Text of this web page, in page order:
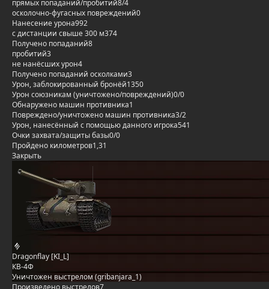
прямых попаданий/пробитий8/4
осколочно-фугасных повреждений0
Нанесение урона992
с дистанции свыше 300 м374
Получено попаданий8
пробитий3
не нанёсших урон4
Получено попаданий осколками3
Урон, заблокированный бронёй1350
Урон союзникам (уничтожено/повреждений)0/0
Обнаружено машин противника1
Повреждено/уничтожено машин противника3/2
Урон, нанесённый с помощью данного игрока541
Очки захвата/защиты базы0/0
Пройдено километров1,31
Закрыть
Dragonflay [KI_L]
КВ-4Ф
Уничтожен выстрелом (gribanjara_1)
Произведено выстрелов7